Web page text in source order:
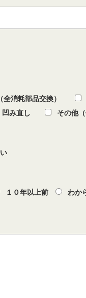
全消耗部品交換）
凹み直し その他
１０年以上前
わか